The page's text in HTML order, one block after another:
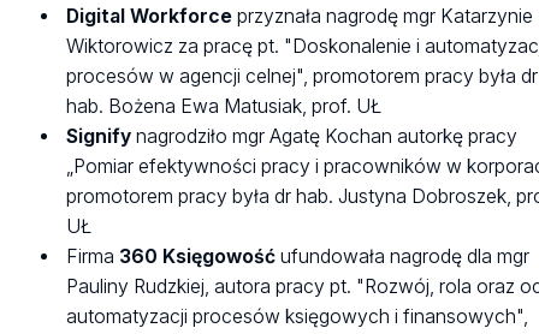
Digital Workforceprzyznała nagrodę mgr Katarzynie
Wiktorowicz za pracę pt. "Doskonalenie i
procesów w agencji celnej", promotorem pracy była dr
hab. Bożena Ewa Matusiak, prof. UŁ
Signifynagrodziło mgr Agatę Kochan autorkę pracy
„Pomiar efektywności pracy i pracowników w
promotorem pracy była dr hab. Justyna Dobroszek,
UŁ
Firma 360 Księgowość ufundowała nagrodę dla mgr
Pauliny Rudzkiej, autora pracy pt. "Rozwój, rola oraz
automatyzacji procesów księgowych i finansowych",